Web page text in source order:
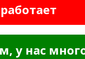
у нас